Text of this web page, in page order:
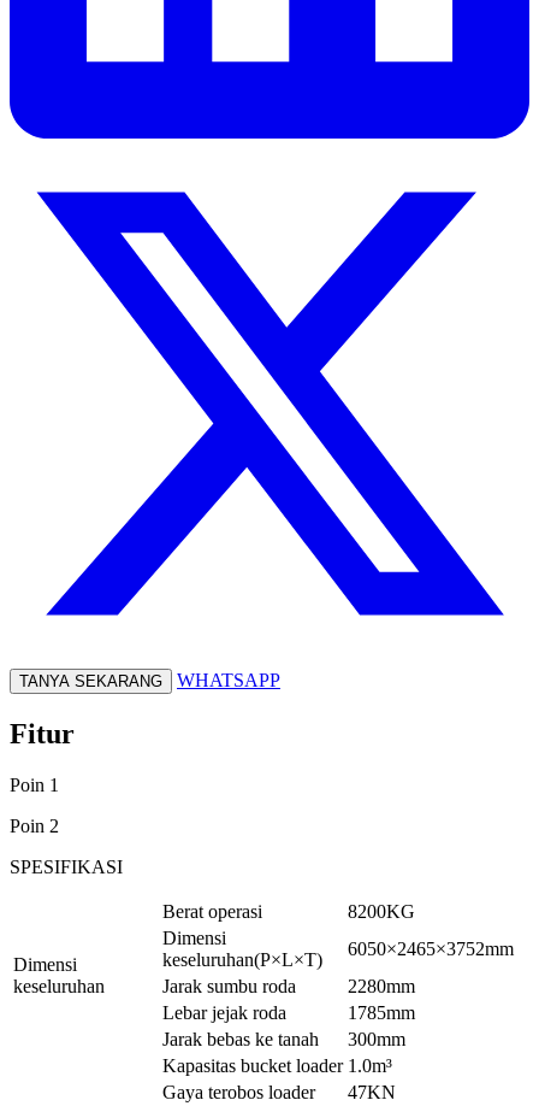
TANYA SEKARANG WHATSAPP
Fitur
Poin 1
Poin 2
SPESIFIKASI
Dimensi
keseluruhan
Berat operasi
8200KG
Dimensi
keseluruhan(P×L×T)
6050×2465×3752mm
Jarak sumbu roda
2280mm
Lebar jejak roda
1785mm
Jarak bebas ke tanah
300mm
Kapasitas bucket loader 1.0m³
Gaya terobos loader
47KN